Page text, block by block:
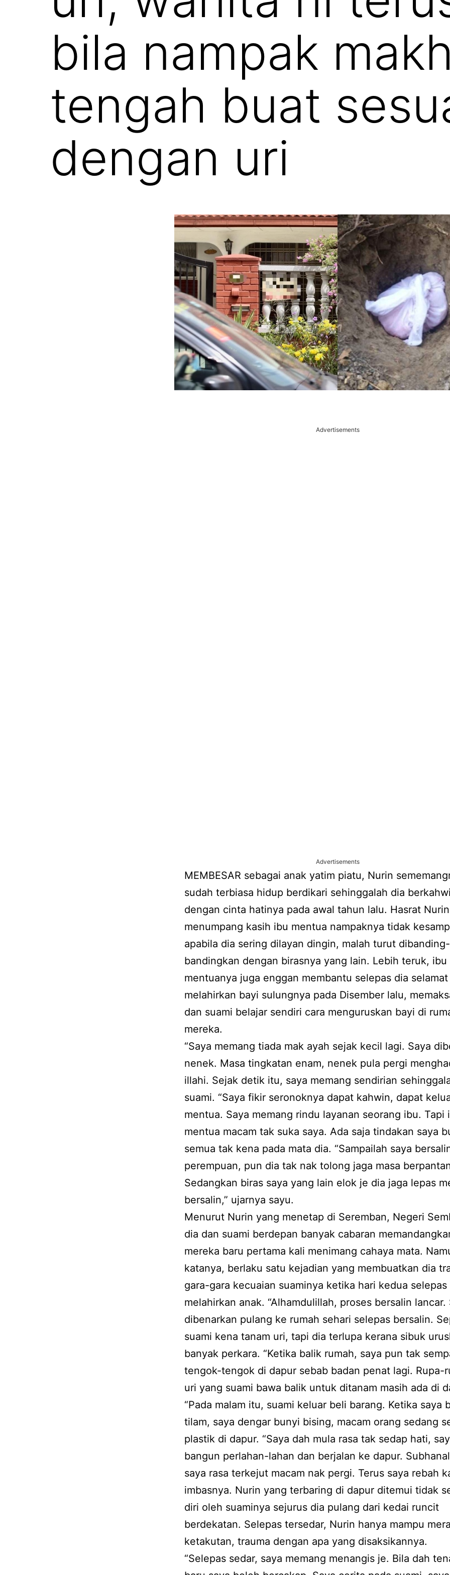
bila nampak
tengah buat
dengan uri
Advertisements
Advertisements
MEMBESAR sebagai anak yatim piatu, Nurin
sudah terbiasa hidup berdikari sehinggalah dia
dengan cinta hatinya pada awal tahun lalu. Hasrat
menumpang kasih ibu mentua nampaknya tidak
apabila dia sering dilayan dingin, malah turut dibanding-
bandingkan dengan birasnya yang lain. Lebih teruk, ibu
mentuanya juga enggan membantu selepas dia selamat
melahirkan bayi sulungnya pada Disember lalu,
dan suami belajar sendiri cara menguruskan bayi di
mereka.
“Saya memang tiada mak ayah sejak kecil lagi. Saya
nenek. Masa tingkatan enam, nenek pula pergi
illahi. Sejak detik itu, saya memang sendirian
suami. “Saya fikir seronoknya dapat kahwin, dapat
mentua. Saya memang rindu layanan seorang ibu. Tapi
mentua macam tak suka saya. Ada saja tindakan saya
semua tak kena pada mata dia. “Sampailah saya
perempuan, pun dia tak nak tolong jaga masa
Sedangkan biras saya yang lain elok je dia jaga lepas
bersalin,” ujarnya sayu.
Menurut Nurin yang menetap di Seremban, Negeri
dia dan suami berdepan banyak cabaran
mereka baru pertama kali menimang cahaya mata.
katanya, berlaku satu kejadian yang membuatkan dia
gara-gara kecuaian suaminya ketika hari kedua selepas
melahirkan anak. “Alhamdulillah, proses bersalin lancar.
dibenarkan pulang ke rumah sehari selepas bersalin.
suami kena tanam uri, tapi dia terlupa kerana sibuk
banyak perkara. “Ketika balik rumah, saya pun tak
tengok-tengok di dapur sebab badan penat lagi. Rupa-
uri yang suami bawa balik untuk ditanam masih ada di
“Pada malam itu, suami keluar beli barang. Ketika saya
tilam, saya dengar bunyi bising, macam orang sedang
plastik di dapur. “Saya dah mula rasa tak sedap hati,
bangun perlahan-lahan dan berjalan ke dapur.
saya rasa terkejut macam nak pergi. Terus saya rebah
imbasnya. Nurin yang terbaring di dapur ditemui tidak
diri oleh suaminya sejurus dia pulang dari kedai runcit
berdekatan. Selepas tersedar, Nurin hanya mampu
ketakutan, trauma dengan apa yang disaksikannya.
“Selepas sedar, saya memang menangis je. Bila dah